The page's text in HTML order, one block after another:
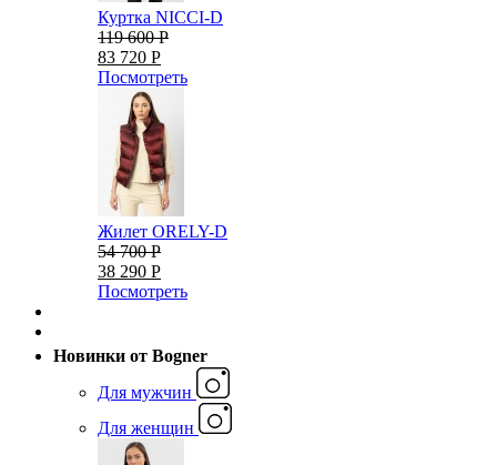
Куртка NICCI-D
119 600 Р
83 720 Р
Посмотреть
Жилет ORELY-D
54 700 Р
38 290 Р
Посмотреть
Новинки от Bogner
Для мужчин
Для женщин